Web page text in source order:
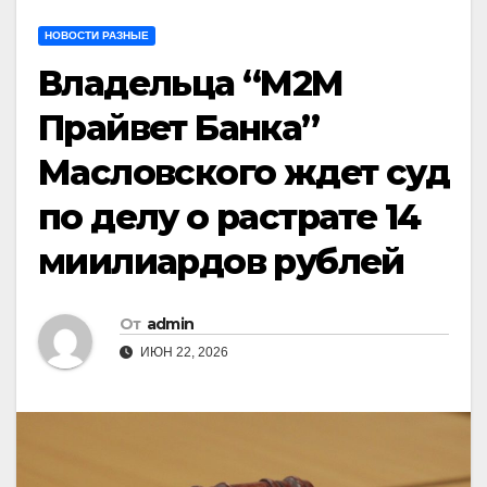
НОВОСТИ РАЗНЫЕ
Владельца “М2М
Прайвет Банка”
Масловского ждет суд
по делу о растрате 14
миилиардов рублей
От admin
ИЮН 22, 2026